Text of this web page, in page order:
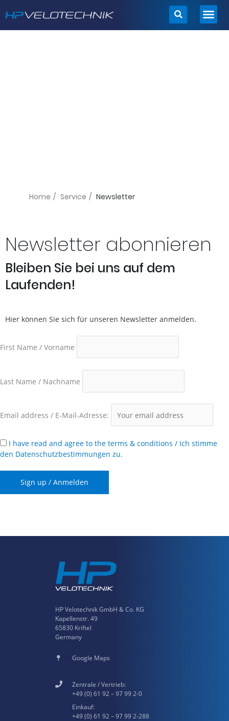
Inhalt
Home / Service / Newsletter
Newsletter abonnieren
Bleiben Sie bei uns auf dem
Laufenden!
Hier können Sie sich für unseren Newsletter anmelden.
First Name / Vorname
Last Name / Nachname
Email address / E-Mail-Adresse:
I have read and agree to the terms & conditions / Ich stimme
den Datenschutzbestimmungen zu.
HP Velotechnik GmbH & Co. KG
Kapellenstr. 49
65830 Kriftel
Germany
Google Maps
Zentrale / Vertrieb:
+49 (0) 61 92 – 97 99 2-0
Einkauf:
+49 (0) 61 92 – 97 99 2-288